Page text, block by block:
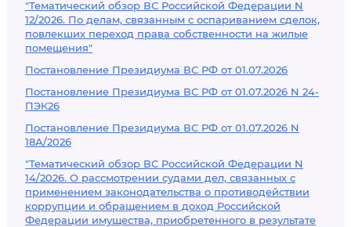
"Тематический обзор ВС Российской Федерации N
12/2026. По делам, связанным с оспариванием сделок,
повлекших переход права собственности на жилые
помещения"
Постановление Президиума ВС РФ от 01.07.2026
Постановление Президиума ВС РФ от 01.07.2026 N 24-
ПЭК26
Постановление Президиума ВС РФ от 01.07.2026 N
18А/2026
"Тематический обзор ВС Российской Федерации N
14/2026. О рассмотрении судами дел, связанных с
применением законодательства о противодействии
коррупции и обращением в доход Российской
Федерации имущества, приобретенного в результате